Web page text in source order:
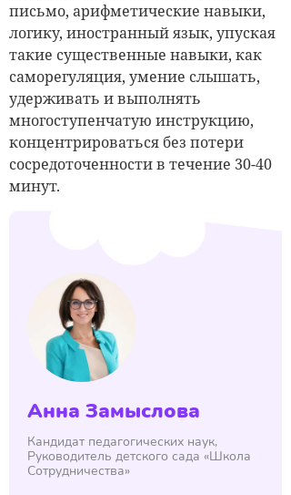
письмо, арифметические навыки,
логику, иностранный язык, упуская
такие существенные навыки, как
саморегуляция, умение слышать,
удерживать и выполнять
многоступенчатую инструкцию,
концентрироваться без потери
сосредоточенности в течение 30-40
минут.
Анна Замыслова
Кандидат педагогических наук,
Руководитель детского сада «Школа
Сотрудничества»